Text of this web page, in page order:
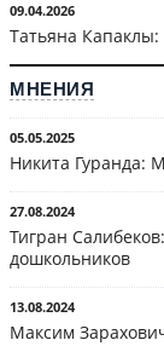
09.04.2026
Татьяна
МНЕНИЯ
05.05.2025
Никита Гуранда:
27.08.2024
Тигран
дошкольников
13.08.2024
Максим